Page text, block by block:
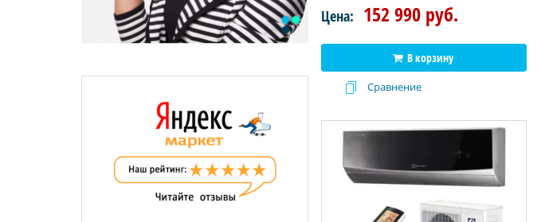
Цена: 152 990 руб.
В корзину
Сравнение